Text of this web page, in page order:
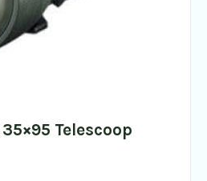
Telescoop